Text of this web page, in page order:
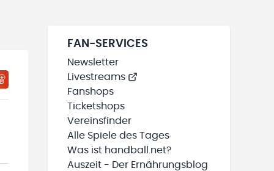
FAN-SERVICES
Newsletter
Livestreams
Fanshops
Ticketshops
Vereinsfinder
Alle Spiele des Tages
Was ist handball.net?
Auszeit - Der Ernährungsblog